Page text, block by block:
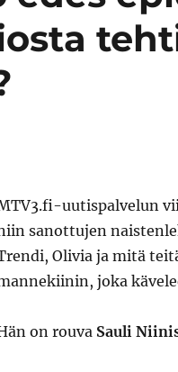
uutispalvelun
sanottujen
Olivia ja mitä
joka
on rouva Sauli